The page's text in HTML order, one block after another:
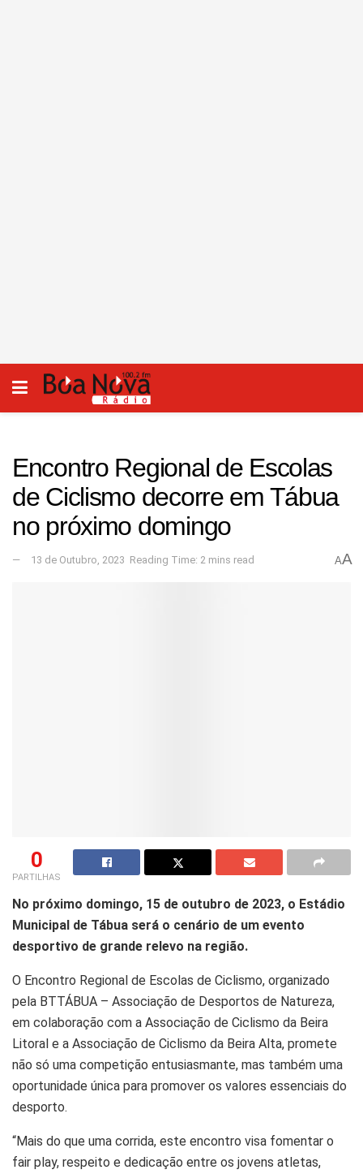
Encontro Regional de Escolas
de Ciclismo decorre em Tábua
no próximo domingo
13 de Outubro, 2023 Reading Time: 2 mins read AA
0
PARTILHAS
No próximo domingo, 15 de outubro de 2023, o Estádio
Municipal de Tábua será o cenário de um evento
desportivo de grande relevo na região.
O Encontro Regional de Escolas de Ciclismo, organizado
pela BTTÁBUA – Associação de Desportos de Natureza,
em colaboração com a Associação de Ciclismo da Beira
Litoral e a Associação de Ciclismo da Beira Alta, promete
não só uma competição entusiasmante, mas também uma
oportunidade única para promover os valores essenciais do
desporto.
“Mais do que uma corrida, este encontro visa fomentar o
fair play, respeito e dedicação entre os jovens atletas,